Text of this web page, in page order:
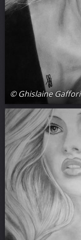
© Ghislaine Gaffori